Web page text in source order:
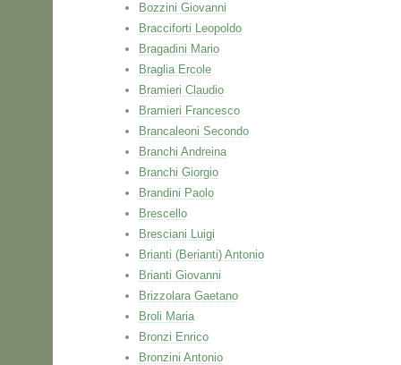
Bozzini Giovanni
Bracciforti Leopoldo
Bragadini Mario
Braglia Ercole
Bramieri Claudio
Bramieri Francesco
Brancaleoni Secondo
Branchi Andreina
Branchi Giorgio
Brandini Paolo
Brescello
Bresciani Luigi
Brianti (Berianti) Antonio
Brianti Giovanni
Brizzolara Gaetano
Broli Maria
Bronzi Enrico
Bronzini Antonio